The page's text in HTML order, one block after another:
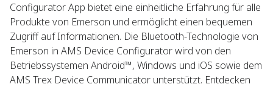
Configurator App bietet eine einheitliche Erfahrung für alle
Produkte von Emerson und ermöglicht einen bequemen
Zugriff auf Informationen. Die Bluetooth-Technologie von
Emerson in AMS Device Configurator wird von den
Betriebssystemen Android™, Windows und iOS sowie dem
AMS Trex Device Communicator unterstützt. Entdecken